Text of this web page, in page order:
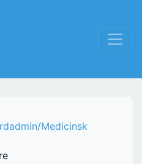
Medicinsk